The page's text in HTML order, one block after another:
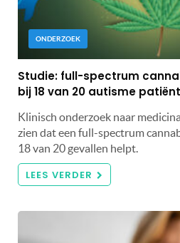
ONDERZOEK
Studie: full-spectrum
bij 18 van 20 autisme
Klinisch onderzoek naar
zien dat een full-spectrum
18 van 20 gevallen helpt.
LEES VERDER